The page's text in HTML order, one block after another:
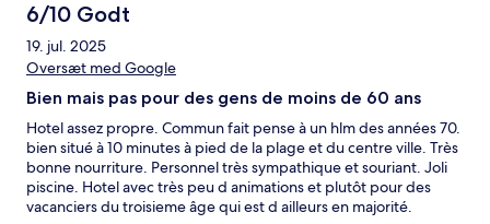
6/10 Godt
19. jul. 2025
Oversæt med Google
Bien mais pas pour des gens de moins de 60 ans
Hotel assez propre. Commun fait pense à un hlm des années 70.
bien situé à 10 minutes à pied de la plage et du centre ville. Très
bonne nourriture. Personnel très sympathique et souriant. Joli
piscine. Hotel avec très peu d animations et plutôt pour des
vacanciers du troisieme âge qui est d ailleurs en majorité.